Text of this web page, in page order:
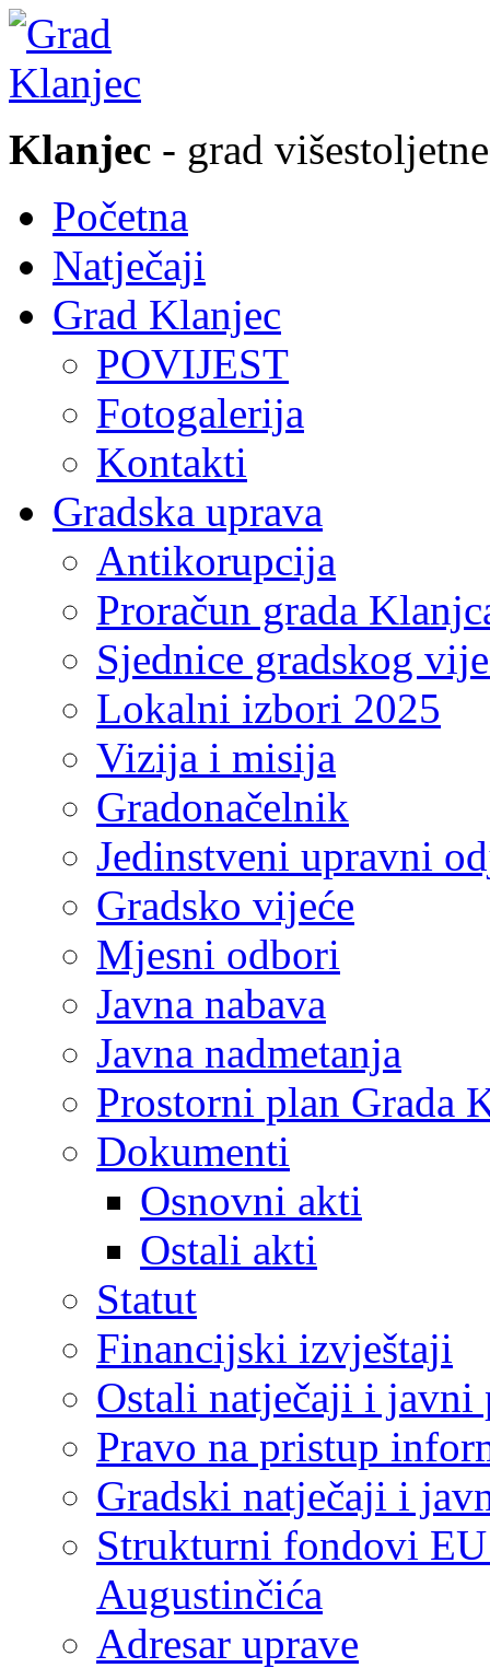
Klanjec - grad
Početna
Natječaji
Grad Klanjec
POVIJEST
Fotogalerija
Kontakti
Gradska uprava
Antikorupcija
Proračun grada
Sjednice gradskog
Lokalni izbori 2025
Vizija i misija
Gradonačelnik
Jedinstveni upravni
Gradsko vijeće
Mjesni odbori
Javna nabava
Javna nadmetanja
Prostorni plan Grada
Dokumenti
Osnovni akti
Ostali akti
Statut
Financijski izvještaji
Ostali natječaji i javni
Pravo na pristup
Gradski natječaji i
Strukturni fondovi
Augustinčića
Adresar uprave